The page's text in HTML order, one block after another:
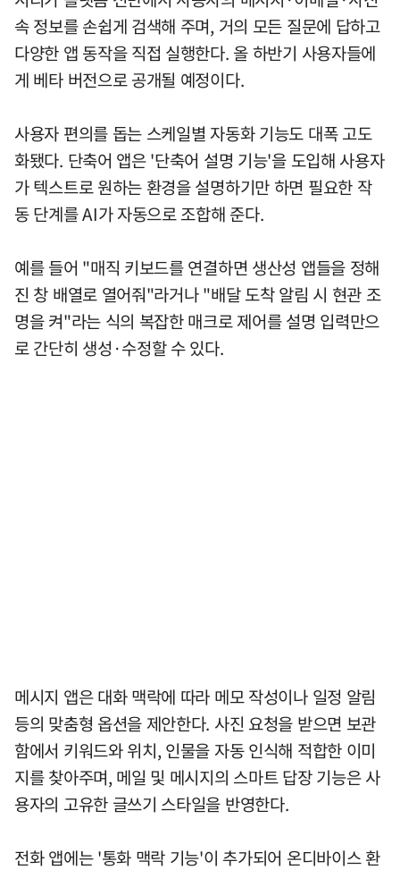
속 정보를 손쉽게 검색해 주며, 거의 모든 질문에 답하고
다양한 앱 동작을 직접 실행한다. 올 하반기 사용자들에
게 베타 버전으로 공개될 예정이다.
사용자 편의를 돕는 스케일별 자동화 기능도 대폭 고도
화됐다. 단축어 앱은 '단축어 설명 기능'을 도입해 사용자
가 텍스트로 원하는 환경을 설명하기만 하면 필요한 작
동 단계를 AI가 자동으로 조합해 준다.
예를 들어 "매직 키보드를 연결하면 생산성 앱들을 정해
진 창 배열로 열어줘"라거나 "배달 도착 알림 시 현관 조
명을 켜"라는 식의 복잡한 매크로 제어를 설명 입력만으
로 간단히 생성·수정할 수 있다.
메시지 앱은 대화 맥락에 따라 메모 작성이나 일정 알림
등의 맞춤형 옵션을 제안한다. 사진 요청을 받으면 보관
함에서 키워드와 위치, 인물을 자동 인식해 적합한 이미
지를 찾아주며, 메일 및 메시지의 스마트 답장 기능은 사
용자의 고유한 글쓰기 스타일을 반영한다.
전화 앱에는 '통화 맥락 기능'이 추가되어 온디바이스 환